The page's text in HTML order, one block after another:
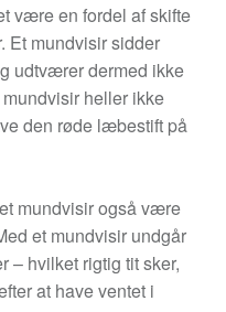
være en fordel af skifte
Et mundvisir sidder
udtværer dermed ikke
heller ikke
den røde læbestift på
mundvisir også være
et mundvisir undgår
– hvilket rigtig tit sker,
at have ventet i